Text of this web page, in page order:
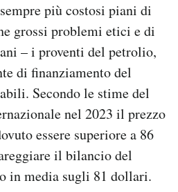
più costosi piani di
grossi problemi etici e di
– i proventi del petrolio,
di finanziamento del
Secondo le stime del
nel 2023 il prezzo
essere superiore a 86
il bilancio del
in media sugli 81 dollari.